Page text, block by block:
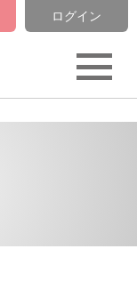
ログイン